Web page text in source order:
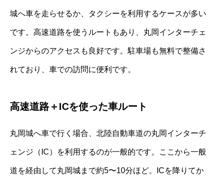
城へ車を走らせるか、タクシーを利用するケースが多い
です。高速道路を使うルートもあり、丸岡インターチェ
ンジからのアクセスも良好です。駐車場も無料で整備さ
れており、車での訪問に便利です。
高速道路＋ICを使った車ルート
丸岡城へ車で行く場合、北陸自動車道の丸岡インターチ
ェンジ（IC）を利用するのが一般的です。ここから一般
道を経由して丸岡城まで約5〜10分ほど。ICを降りてか